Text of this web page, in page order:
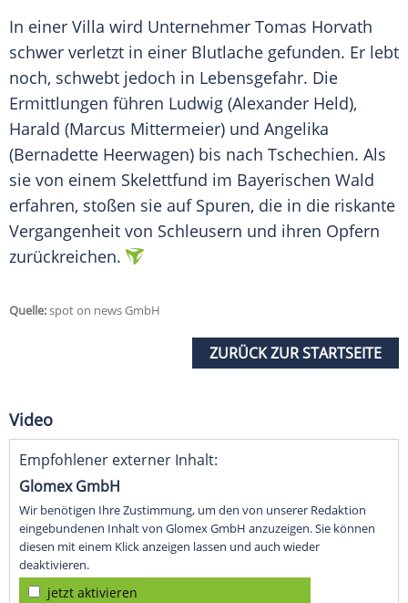
In einer Villa wird Unternehmer Tomas Horvath
schwer verletzt in einer Blutlache gefunden. Er lebt
noch, schwebt jedoch in Lebensgefahr. Die
Ermittlungen führen Ludwig (Alexander Held),
Harald (Marcus Mittermeier) und Angelika
(Bernadette Heerwagen) bis nach Tschechien. Als
sie von einem Skelettfund im Bayerischen Wald
erfahren, stoßen sie auf Spuren, die in die riskante
Vergangenheit von Schleusern und ihren Opfern
zurückreichen.
Quelle:spot on news GmbH
ZURÜCK ZUR STARTSEITE
Video
Empfohlener externer Inhalt:
Glomex GmbH
Wir benötigen Ihre Zustimmung, um den von unserer Redaktion
eingebundenen Inhalt von Glomex GmbH anzuzeigen. Sie können
diesen mit einem Klick anzeigen lassen und auch wieder
deaktivieren.
jetzt aktivieren